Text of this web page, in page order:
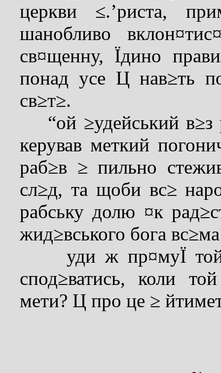
церкви ≤.’риста,
шанобливо
св¤щенну, Їдино
понад усе Ц нав≥ть
св≥т≥.
“ой ≥удейський в≥з
керував меткий
раб≥в ≥ пильно
сл≥д, та щоби вс≥
рабську долю ¤к
жид≥вського бога
уди ж пр¤муЇ той
спод≥ватись, коли
мети? Ц про це ≥